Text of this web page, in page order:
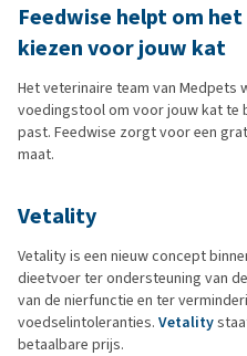
Feedwise helpt om
kiezen voor jouw kat
Het veterinaire team van Medpets
voedingstool om voor jouw kat te
past. Feedwise zorgt voor een
maat.
Vetality
Vetality is een nieuw concept
dieetvoer ter ondersteuning van
van de nierfunctie en ter
voedselintoleranties. Vetality
betaalbare prijs.